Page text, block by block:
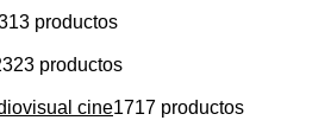
13 productos
23 productos
cine1717 productos